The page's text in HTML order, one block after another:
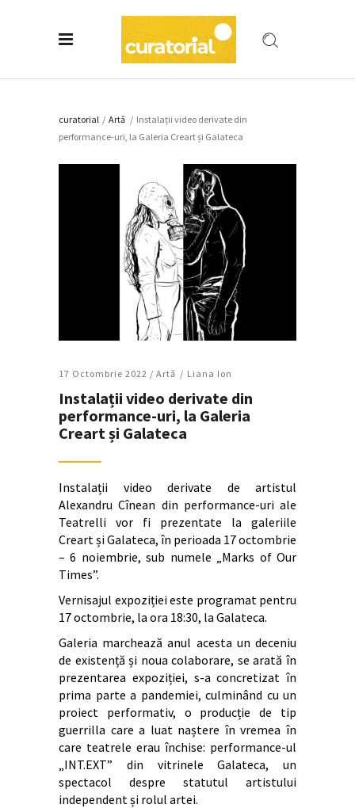
curatorial / Artǎ / Instalații video derivate din
performance-uri, la Galeria Creart și Galateca
17 Octombrie 2022 / Artǎ Liana Ion
Instalații video derivate din
performance-uri, la Galeria
Creart și Galateca
Instalații video derivate de artistul
Alexandru Cînean din performance-uri ale
Teatrelli vor fi prezentate la galeriile
Creart și Galateca, în perioada 17 octombrie
– 6 noiembrie, sub numele „Marks of Our
Times”.
Vernisajul expoziției este programat pentru
17 octombrie, la ora 18:30, la Galateca.
Galeria marchează anul acesta un deceniu
de existență și noua colaborare, se arată în
prezentarea expoziției, s-a concretizat în
prima parte a pandemiei, culminând cu un
proiect performativ, o producție de tip
guerrilla care a luat naștere în vremea în
care teatrele erau închise: performance-ul
„INT.EXT” din vitrinele Galateca, un
spectacol despre statutul artistului
independent și rolul artei.